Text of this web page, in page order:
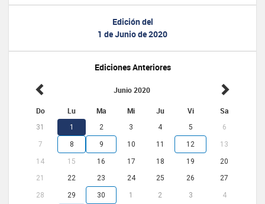
Edición del
1 de Junio de 2020
Ediciones Anteriores
Junio 2020
Do Lu Ma Mi Ju Vi Sa
31 1 2 3 4 5 6
7 8 9 10 11 12 13
14 15 16 17 18 19
20
21
22 23 24 25 26 27
28 29 30 1 2 3 4